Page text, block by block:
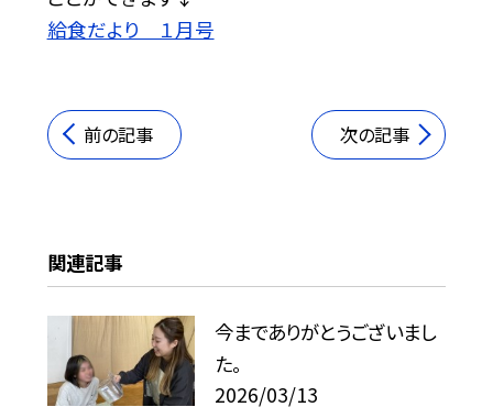
給食だより １月号
前の記事 次の記事
関連記事
今までありがとうございまし
た。
2026/03/13